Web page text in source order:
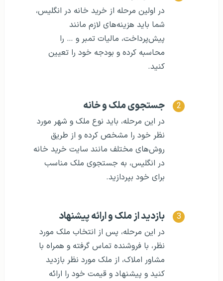
در اولین مرحله از خرید خانه در انگلیس،
شما باید هزینه‌های لازم مانند
پیش‌پرداخت، مالیات تمبر و … را
محاسبه کرده و بودجه خود را تعیین
کنید.
جستجوی ملک و خانه
در این مرحله، باید نوع ملک و شهر مورد
نظر خود را مشخص کرده و از طریق
روش‌های مختلف مانند سایت خرید خانه
در انگلیس، به جستجوی ملک مناسب
برای خود بپردازید.
بازدید از ملک و ارائه پیشنهاد
در این مرحله، پس از انتخاب ملک مورد
نظر، با فروشنده تماس گرفته و همراه با
مشاور املاک، از ملک مورد نظر بازدید
کنید و پیشنهاد و قیمت خود را ارائه